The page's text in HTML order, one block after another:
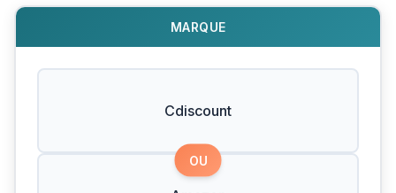
MARQUE
Cdiscount
OU